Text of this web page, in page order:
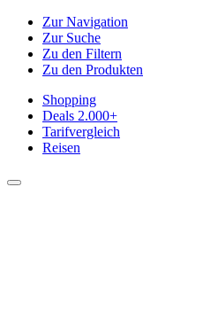
Zur Navigation
Zur Suche
Zu den Filtern
Zu den Produkten
Shopping
Deals 2.000+
Tarifvergleich
Reisen